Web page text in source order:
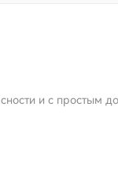
и с простым